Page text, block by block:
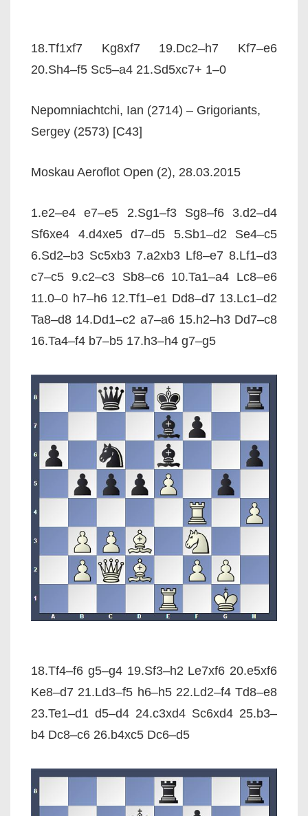
18.Tf1xf7 Kg8xf7 19.Dc2–h7 Kf7–e6
20.Sh4–f5 Sc5–a4 21.Sd5xc7+ 1–0
Nepomniachtchi, Ian (2714) – Grigoriants,
Sergey (2573) [C43]
Moskau Aeroflot Open (2), 28.03.2015
1.e2–e4 e7–e5 2.Sg1–f3 Sg8–f6 3.d2–d4
Sf6xe4 4.d4xe5 d7–d5 5.Sb1–d2 Se4–c5
6.Sd2–b3 Sc5xb3 7.a2xb3 Lf8–e7 8.Lf1–d3
c7–c5 9.c2–c3 Sb8–c6 10.Ta1–a4 Lc8–e6
11.0–0 h7–h6 12.Tf1–e1 Dd8–d7 13.Lc1–d2
Ta8–d8 14.Dd1–c2 a7–a6 15.h2–h3 Dd7–c8
16.Ta4–f4 b7–b5 17.h3–h4 g7–g5
18.Tf4–f6 g5–g4 19.Sf3–h2 Le7xf6 20.e5xf6
Ke8–d7 21.Ld3–f5 h6–h5 22.Ld2–f4 Td8–e8
23.Te1–d1 d5–d4 24.c3xd4 Sc6xd4 25.b3–
b4 Dc8–c6 26.b4xc5 Dc6–d5